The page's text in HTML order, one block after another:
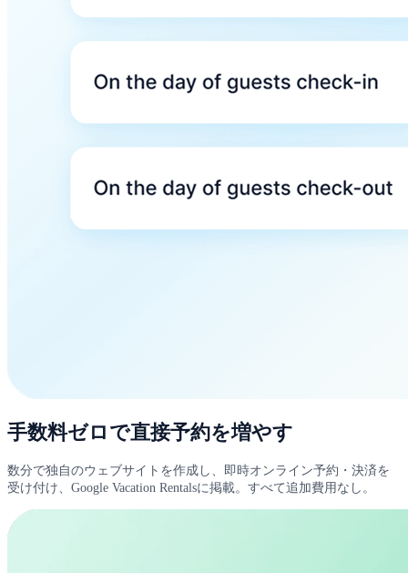
手数料ゼロで直接予約を増やす
数分で独自のウェブサイトを作成し、即時オンライン予約・決済を
受け付け、Google Vacation Rentalsに掲載。すべて追加費用なし。